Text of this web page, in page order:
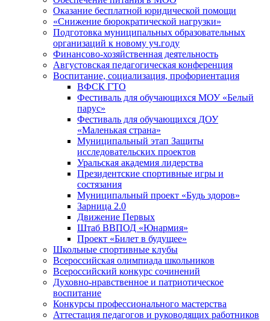
Оказание бесплатной юридической помощи
«Снижение бюрократической нагрузки»
Подготовка муниципальных образовательных
организаций к новому уч.году
Финансово-хозяйственная деятельность
Августовская педагогическая конференция
Воспитание, социализация, профориентация
ВФСК ГТО
Фестиваль для обучающихся МОУ «Белый
парус»
Фестиваль для обучающихся ДОУ
«Маленькая страна»
Муниципальный этап Защиты
исследовательских проектов
Уральская академия лидерства
Президентские спортивные игры и
состязания
Муниципальный проект «Будь здоров»
Зарница 2.0
Движение Первых
Штаб ВВПОД «Юнармия»
Проект «Билет в будущее»
Школьные спортивные клубы
Всероссийская олимпиада школьников
Всероссийский конкурс сочинений
Духовно-нравственное и патриотическое
воспитание
Конкурсы профессионального мастерства
Аттестация педагогов и руководящих работников